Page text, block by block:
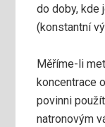
do doby, kde
(konstantní
Měříme-li
koncentrace
povinni
natronovým